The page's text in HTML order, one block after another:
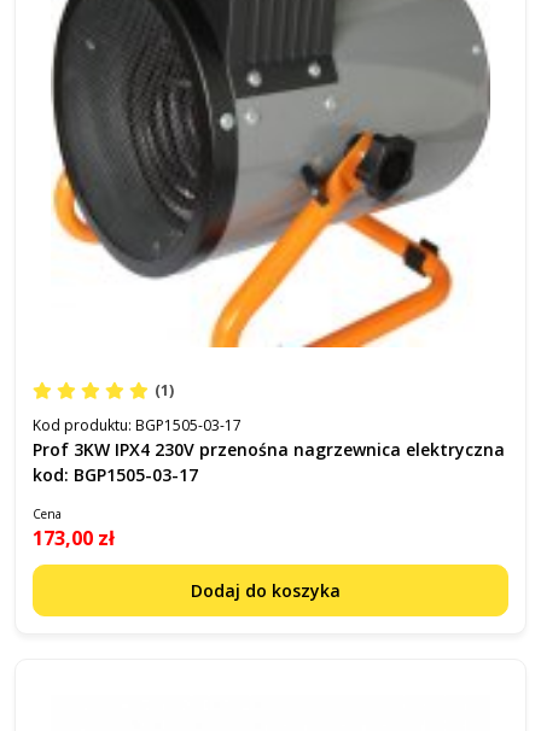
(1)
Kod produktu: BGP1505-03-17
Prof 3KW IPX4 230V przenośna nagrzewnica elektryczna
kod: BGP1505-03-17
Cena
173,00 zł
Dodaj do koszyka